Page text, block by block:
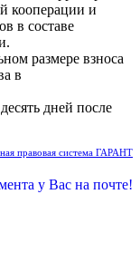
кооперации и
в составе
размере взноса
в
дней после
правовая система ГАРАНТ